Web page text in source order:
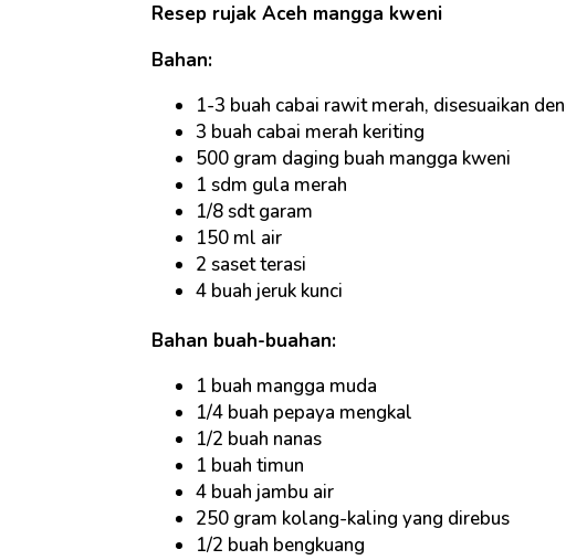
Resep rujak Aceh mangga kweni
Bahan:
1-3 buah cabai rawit merah, disesuaikan
3 buah cabai merah keriting
500 gram daging buah mangga kweni
1 sdm gula merah
1/8 sdt garam
150 ml air
2 saset terasi
4 buah jeruk kunci
Bahan buah-buahan:
1 buah mangga muda
1/4 buah pepaya mengkal
1/2 buah nanas
1 buah timun
4 buah jambu air
250 gram kolang-kaling yang direbus
1/2 buah bengkuang